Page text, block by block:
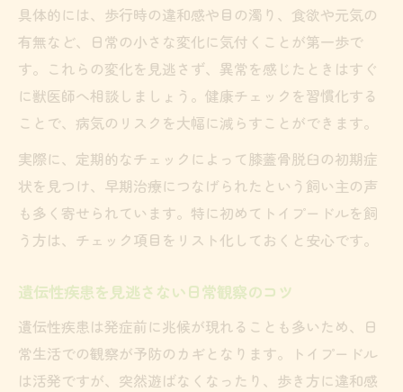
具体的には、歩行時の違和感や目の濁り、食欲や元気の
有無など、日常の小さな変化に気付くことが第一歩で
す。これらの変化を見逃さず、異常を感じたときはすぐ
に獣医師へ相談しましょう。健康チェックを習慣化する
ことで、病気のリスクを大幅に減らすことができます。
実際に、定期的なチェックによって膝蓋骨脱臼の初期症
状を見つけ、早期治療につなげられたという飼い主の声
も多く寄せられています。特に初めてトイプードルを飼
う方は、チェック項目をリスト化しておくと安心です。
遺伝性疾患を見逃さない日常観察のコツ
遺伝性疾患は発症前に兆候が現れることも多いため、日
常生活での観察が予防のカギとなります。トイプードル
は活発ですが、突然遊ばなくなったり、歩き方に違和感